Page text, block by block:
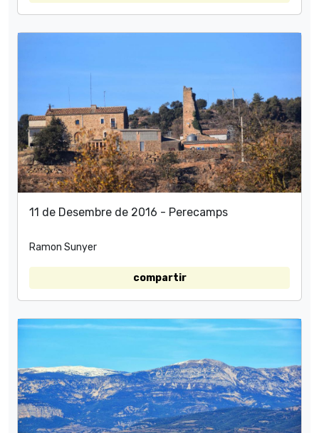
11 de Desembre de 2016 - Perecamps
Ramon Sunyer
compartir